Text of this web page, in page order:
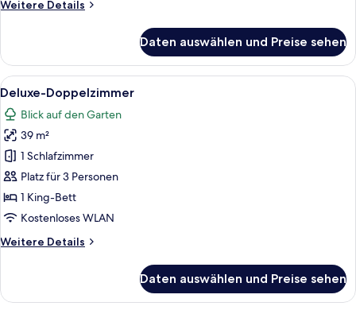
Weitere Details
Weitere
Doppelzimmer
Daten auswählen und Preise sehen
Alle
Fotos
für
Deluxe-
Doppelzimmer
anzeigen
Ein Bett mit Baldachin, ein
4
Deluxe-Doppelzimmer
Blick auf den Garten
39 m²
1 Schlafzimmer
Platz für 3 Personen
1 King-Bett
Kostenloses WLAN
Weitere Details
Weitere
Doppelzimmer
Daten auswählen und Preise sehen